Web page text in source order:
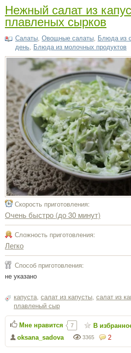
Нежный салат из
плавленых сырков
Салаты, Овощные салаты, Блюда из
день, Блюда из молочных продуктов
Скорость приготовления:
Очень быстро (до 30 минут)
Сложность приготовления:
Легко
Способ приготовления:
не указано
капуста, салат из капусты, салат из
плавленый сыр
2
3365
oksana_sadova
Мне нравится 7 В